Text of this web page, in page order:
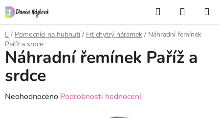
Přejít
na
obsah
Hledat
KOŠÍK
Domů
/ Pomocníci na hubnutí / Fit chytrý náramek / Náhradní řemínek
Paříž a srdce
Náhradní řemínek Paříž a
srdce
Průměrné
Neohodnoceno Podrobnosti hodnocení